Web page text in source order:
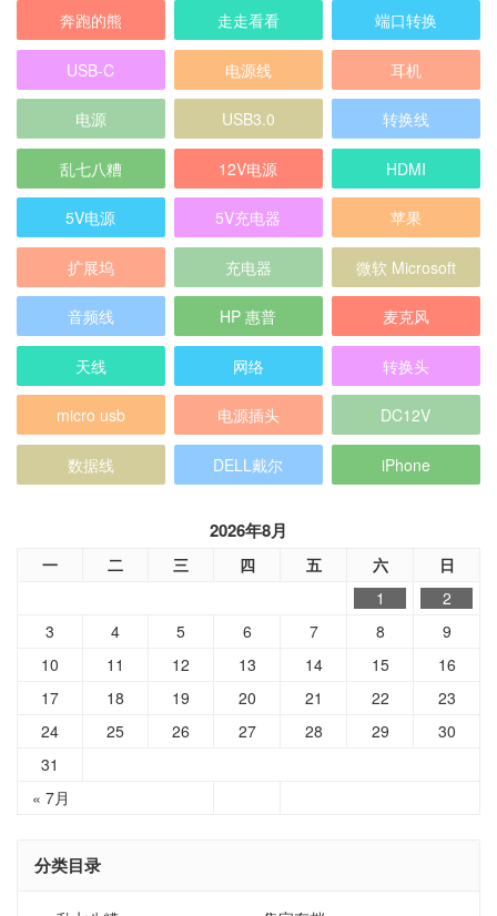
奔跑的熊 走走看看 端口转换
USB-C 电源线 耳机
电源 USB3.0 转换线
乱七八糟 12V电源 HDMI
5V电源 5V充电器 苹果
扩展坞 充电器 微软 Microsoft
音频线 HP 惠普 麦克风
天线 网络 转换头
micro usb 电源插头 DC12V
数据线 DELL戴尔 iPhone
2026年8月
一 二 三 四 五 六 日
« 7月
1
2
3
4 5 6 7 8
9
10
11 12 13 14 15
16
17
18 19 20 21 22
23
24
25 26 27 28 29
30
31
分类目录